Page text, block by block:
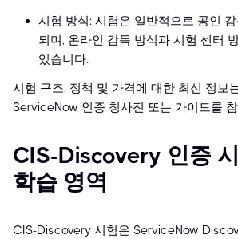
시험 방식: 시험은 일반적으로 공인
되며, 온라인 감독 방식과 시험 센터
있습니다.
시험 구조, 정책 및 가격에 대한 최신 정보
ServiceNow 인증 청사진 또는 가이드를
CIS-Discovery 인증
학습 영역
CIS-Discovery 시험은 ServiceNow